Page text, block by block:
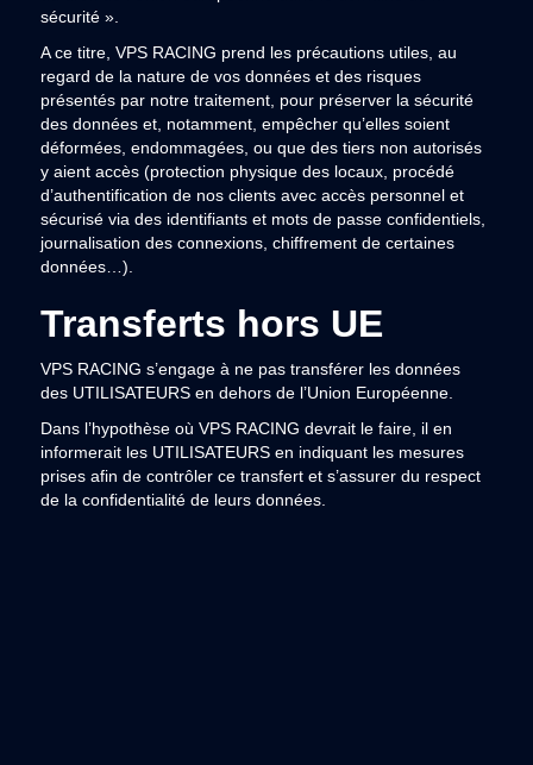
sécurité ».
A ce titre, VPS RACING prend les précautions utiles, au
regard de la nature de vos données et des risques
présentés par notre traitement, pour préserver la sécurité
des données et, notamment, empêcher qu’elles soient
déformées, endommagées, ou que des tiers non autorisés
y aient accès (protection physique des locaux, procédé
d’authentification de nos clients avec accès personnel et
sécurisé via des identifiants et mots de passe confidentiels,
journalisation des connexions, chiffrement de certaines
données…).
Transferts hors UE
VPS RACING s’engage à ne pas transférer les données
des UTILISATEURS en dehors de l’Union Européenne.
Dans l’hypothèse où VPS RACING devrait le faire, il en
informerait les UTILISATEURS en indiquant les mesures
prises afin de contrôler ce transfert et s’assurer du respect
de la confidentialité de leurs données.